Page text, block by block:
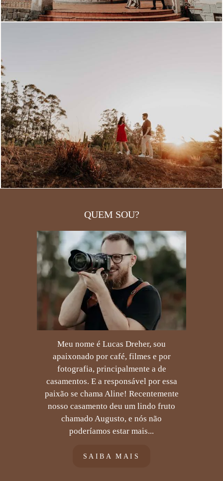
QUEM SOU?
Meu nome é Lucas Dreher, sou
apaixonado por café, filmes e por
fotografia, principalmente a de
casamentos. E a responsável por essa
paixão se chama Aline! Recentemente
nosso casamento deu um lindo fruto
chamado Augusto, e nós não
poderíamos estar mais...
SAIBA MAIS